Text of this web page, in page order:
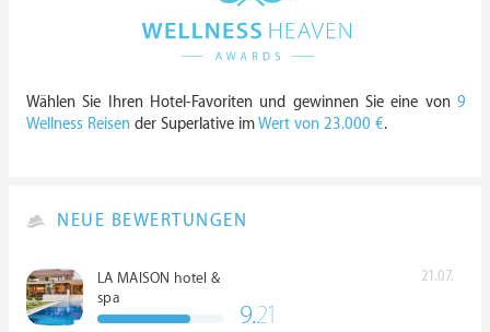
Wählen Sie Ihren Hotel-Favoriten und gewinnen Sie eine von 9
Wellness Reisen der Superlative imWert von 23.000 €.
NEUE BEWERTUNGEN
LA MAISON hotel &
spa
21.07.
9.21